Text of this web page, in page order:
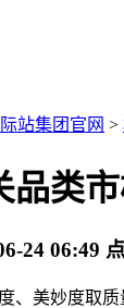
站集团官网 >
品类
24 06:49
美妙度取质